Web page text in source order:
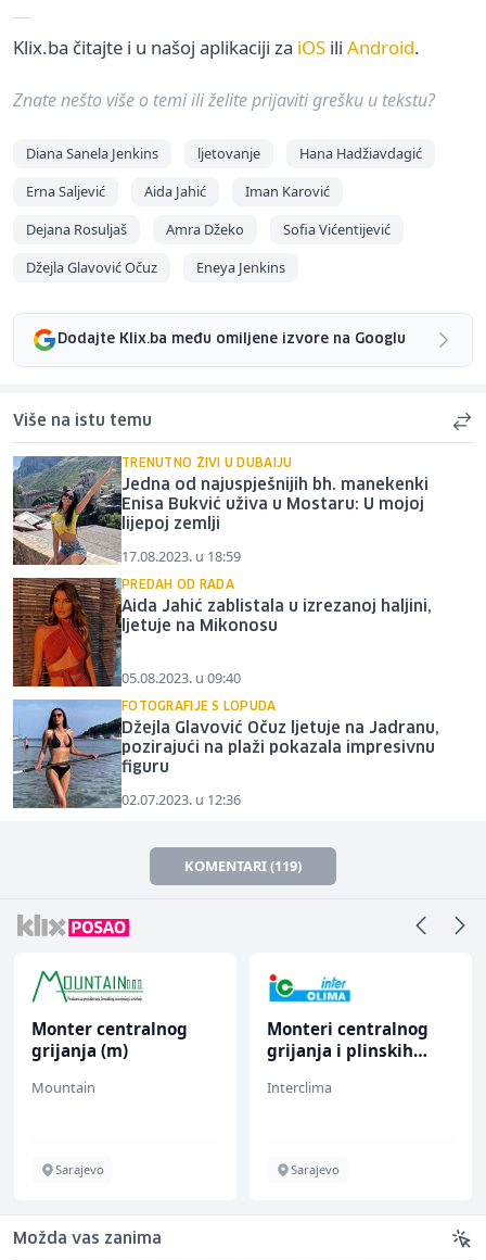
Klix.ba čitajte i u našoj aplikaciji za iOS ili Android.
Znate nešto više o temi ili želite prijaviti grešku u tekstu?
Diana Sanela Jenkins ljetovanje
Hana Hadžiavdagić
Erna Saljević
Aida Jahić
Iman Karović
Dejana Rosuljaš
Amra Džeko
Sofia Vićentijević
Džejla Glavović Očuz
Eneya Jenkins
Dodajte Klix.ba među omiljene izvore na Googlu
Više na istu temu
TRENUTNO ŽIVI U DUBAIJU
Jedna od najuspješnijih bh. manekenki
Enisa Bukvić uživa u Mostaru: U mojoj
lijepoj zemlji
17.08.2023. u 18:59
PREDAH OD RADA
Aida Jahić zablistala u izrezanoj haljini,
ljetuje na Mikonosu
05.08.2023. u 09:40
FOTOGRAFIJE S LOPUDA
Džejla Glavović Očuz ljetuje na Jadranu,
pozirajući na plaži pokazala impresivnu
figuru
02.07.2023. u 12:36
KOMENTARI (119)
Monter centralnog
grijanja (m)
Mountain
Sarajevo
Monteri centralnog
grijanja i plinskih
Interclima
Sarajevo
Možda vas zanima